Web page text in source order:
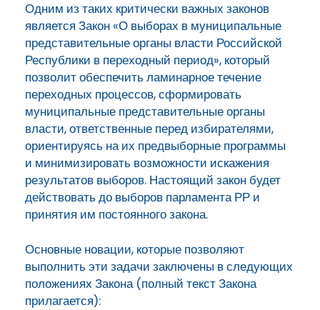
Одним из таких критически важных законов
является Закон «О выборах в муниципальные
представительные органы власти Российской
Республики в переходный период», который
позволит обеспечить ламинарное течение
переходных процессов, сформировать
муниципальные представительные органы
власти, ответственные перед избирателями,
ориентируясь на их предвыборные программы
и минимизировать возможности искажения
результатов выборов. Настоящий закон будет
действовать до выборов парламента РР и
принятия им постоянного закона.
Основные новации, которые позволяют
выполнить эти задачи заключены в следующих
положениях Закона (полный текст Закона
прилагается):